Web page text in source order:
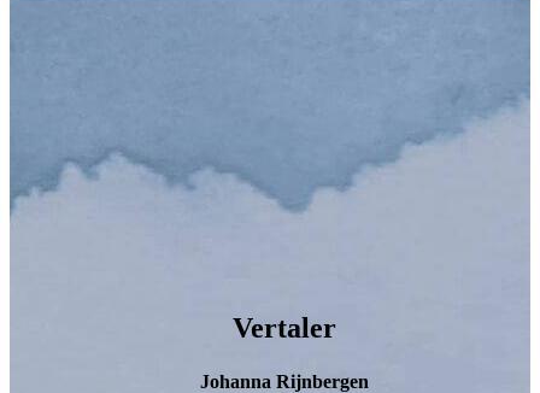
Vertaler
Johanna Rijnbergen